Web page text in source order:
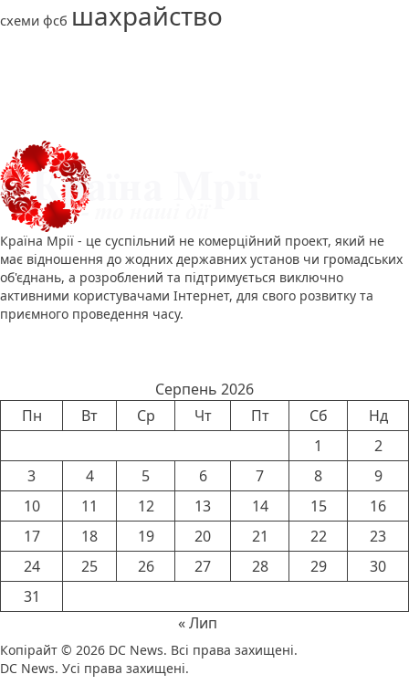
схеми фсб шахрайство
Країна Мрії - це суспільний не комерційний проект, який не
має відношення до жодних державних установ чи громадських
об'єднань, а розроблений та підтримується виключно
активними користувачами Інтернет, для свого розвитку та
приємного проведення часу.
Серпень 2026
Пн
Вт Ср Чт Пт Сб
Нд
1
2
3
4 5 6 7 8
9
10
11 12 13 14 15
16
17
18 19 20 21 22
23
24
25 26 27 28 29
30
31
« Лип
Копірайт © 2026 DC News. Всі права захищені.
DC News. Усі права захищені.